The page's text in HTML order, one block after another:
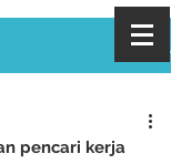
pencari kerja